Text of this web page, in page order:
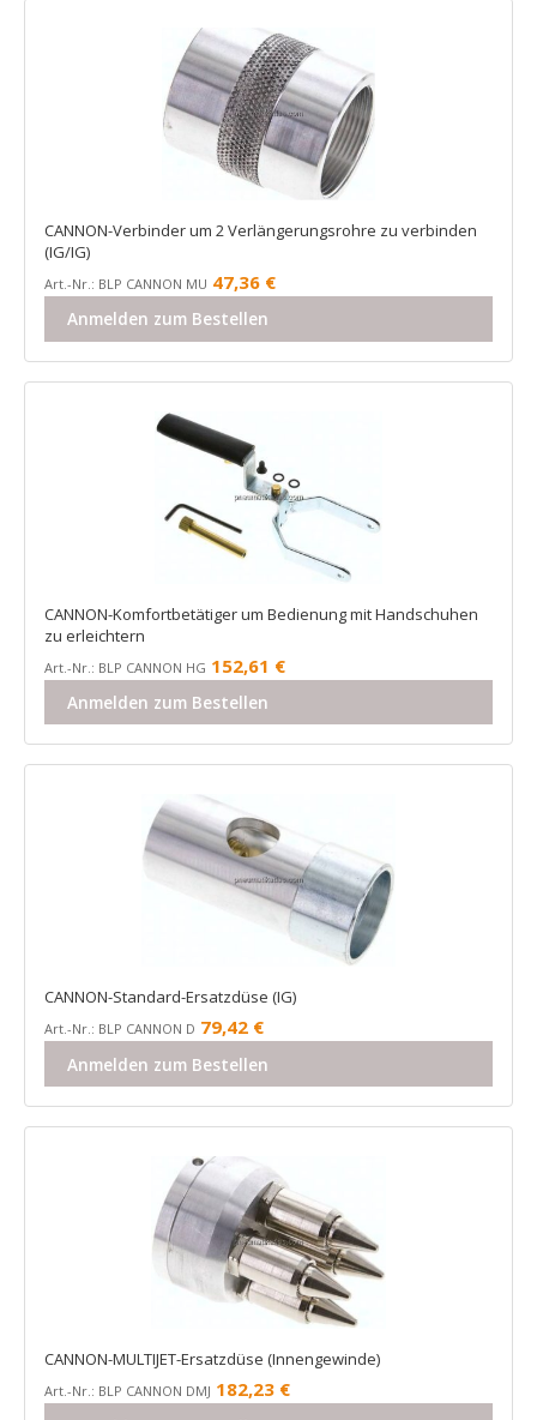
CANNON-Verbinder um 2 Verlängerungsrohre zu verbinden
(IG/IG)
Art.-Nr.: BLP CANNON MU 47,36 €
Anmelden zum Bestellen
CANNON-Komfortbetätiger um Bedienung mit Handschuhen
zu erleichtern
Art.-Nr.: BLP CANNON HG 152,61 €
Anmelden zum Bestellen
CANNON-Standard-Ersatzdüse (IG)
Art.-Nr.: BLP CANNON D 79,42 €
Anmelden zum Bestellen
CANNON-MULTIJET-Ersatzdüse (Innengewinde)
Art.-Nr.: BLP CANNON DMJ 182,23 €